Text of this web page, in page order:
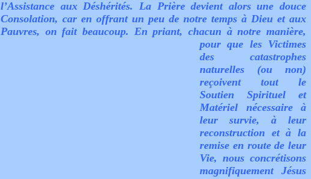
l’Assistance aux Déshérités. La Prière devient alors une douce
Consolation, car en offrant un peu de notre temps à Dieu et aux
Pauvres, on fait beaucoup. En priant, chacun à notre manière,
pour que les Victimes
des catastrophes
naturelles (ou non)
reçoivent tout le
Soutien Spirituel et
Matériel nécessaire à
leur survie, à leur
reconstruction et à la
remise en route de leur
Vie, nous concrétisons
magnifiquement Jésus